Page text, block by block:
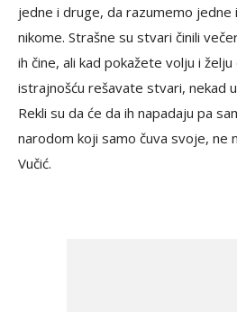
jedne i druge, da razumemo jedne
nikome. Strašne su stvari činili
ih čine, ali kad pokažete volju i
istrajnošću rešavate stvari, nekad
Rekli su da će da ih napadaju pa
narodom koji samo čuva svoje, ne
Vučić.